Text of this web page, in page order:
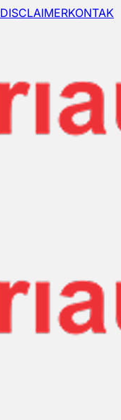
DISCLAIMERKONTAK